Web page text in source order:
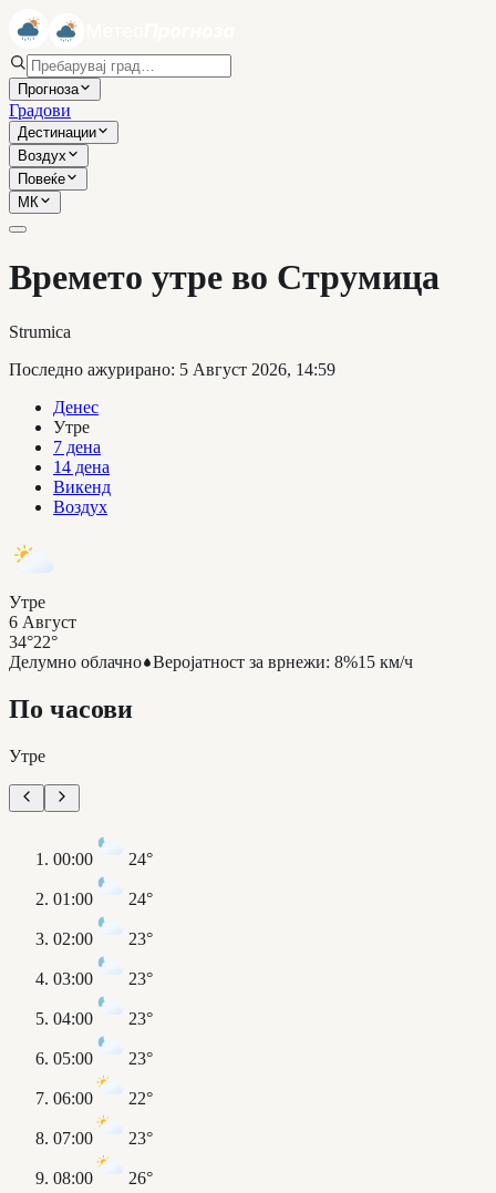
Прогноза
Градови
Дестинации
Воздух
Повеќе
МК
Времето утре во Струмица
Strumica
Последно ажурирано: 5 Август 2026, 14:59
Денес
Утре
7 дена
14 дена
Викенд
Воздух
Утре
6 Август
34°22°
Делумно облачно Веројатност за врнежи: 8%15 км/ч
По часови
Утре
00:00 24°
01:00 24°
02:00 23°
03:00 23°
04:00 23°
05:00 23°
06:00 22°
07:00 23°
08:00 26°